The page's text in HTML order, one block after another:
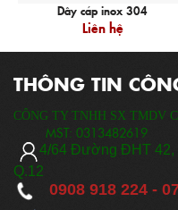
Dây cáp inox 304
Liên hệ
THÔNG TIN
CÔNG TY TNHH SX TMDV
MST: 0313482619
4/64 Đường ĐHT 42,
Q.12
0908 918 224 -